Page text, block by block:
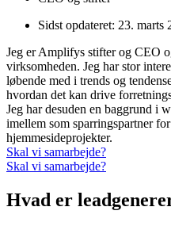
Sidst opdateret: 23. marts
Jeg er Amplifys stifter og CEO
virksomheden. Jeg har stor
løbende med i trends og
hvordan det kan drive
Jeg har desuden en baggrund i
imellem som sparringspartner
hjemmesideprojekter.
Skal vi samarbejde?
Skal vi samarbejde?
Hvad er